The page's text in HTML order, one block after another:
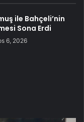
ile Bahçeli’nin
Sona Erdi
6, 2026